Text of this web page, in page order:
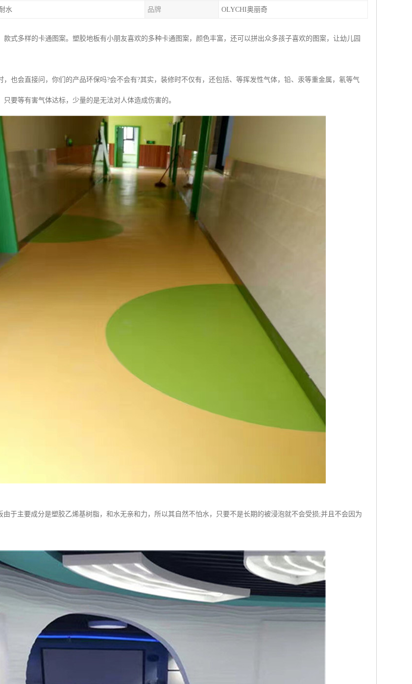
水 品牌 OLYCHI奥丽奇
款式多样的卡通图案。塑胶地板有小朋友喜欢的多种卡通图案，颜色丰富，还可以拼出众多孩子喜欢的图案，让幼儿园
，也会直接问，你们的产品环保吗?会不会有?其实，装修时不仅有，还包括、等挥发性气体，铅、汞等重金属，氡等气
要等有害气体达标，少量的是无法对人体造成伤害的。
由于主要成分是塑胶乙烯基树脂，和水无亲和力，所以其自然不怕水，只要不是长期的被浸泡就不会受损;并且不会因为